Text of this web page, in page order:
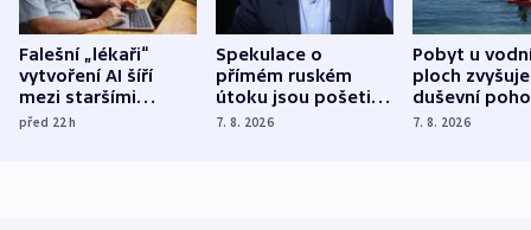
Falešní „lékaři“
vytvoření AI šíří
mezi staršími
Poláky nebezpečné
před 22h
Spekulace o
přímém ruském
útoku jsou pošetilé,
míní estonský
7. 8. 2026
Pobyt u
ploch zvyšuje
duševní
ukázala
7. 8. 2026